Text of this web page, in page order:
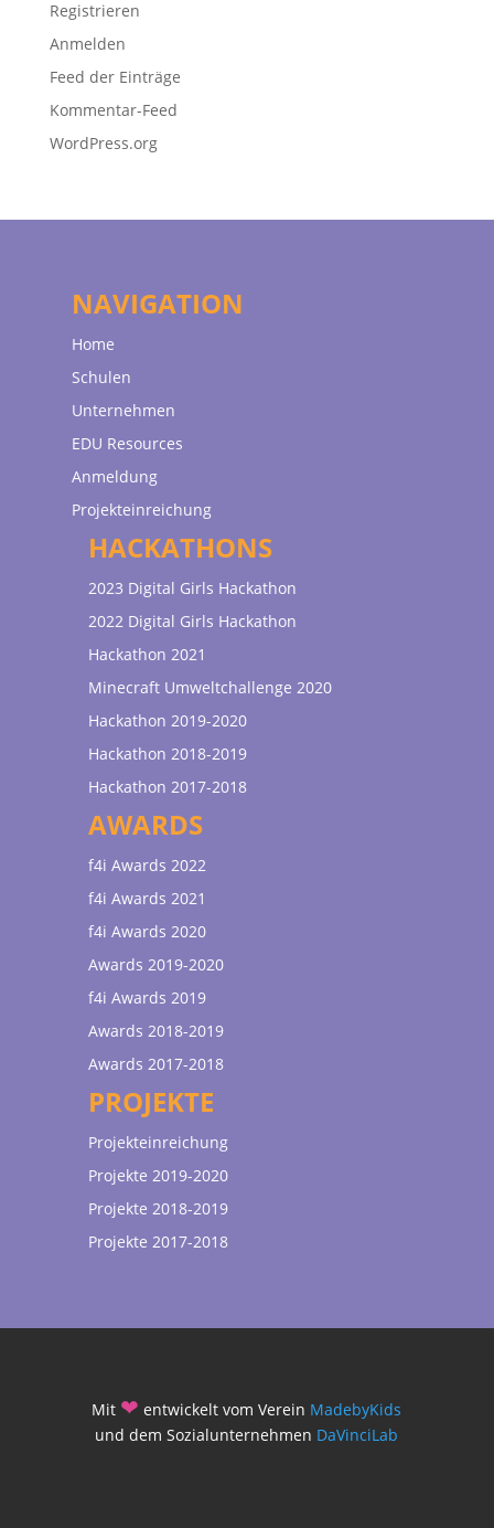
Registrieren
Anmelden
Feed der Einträge
Kommentar-Feed
WordPress.org
NAVIGATION
Home
Schulen
Unternehmen
EDU Resources
Anmeldung
Projekteinreichung
HACKATHONS
2023 Digital Girls Hackathon
2022 Digital Girls Hackathon
Hackathon 2021
Minecraft Umweltchallenge 2020
Hackathon 2019-2020
Hackathon 2018-2019
Hackathon 2017-2018
AWARDS
f4i Awards 2022
f4i Awards 2021
f4i Awards 2020
Awards 2019-2020
f4i Awards 2019
Awards 2018-2019
Awards 2017-2018
PROJEKTE
Projekteinreichung
Projekte 2019-2020
Projekte 2018-2019
Projekte 2017-2018
Mit ❤ entwickelt vom Verein MadebyKids
und dem Sozialunternehmen DaVinciLab